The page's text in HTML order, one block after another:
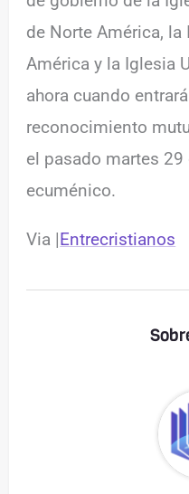
de Norte América,
América y la Iglesia
ahora cuando
reconocimiento
el pasado martes 29
ecuménico.
Via |Entrecristianos